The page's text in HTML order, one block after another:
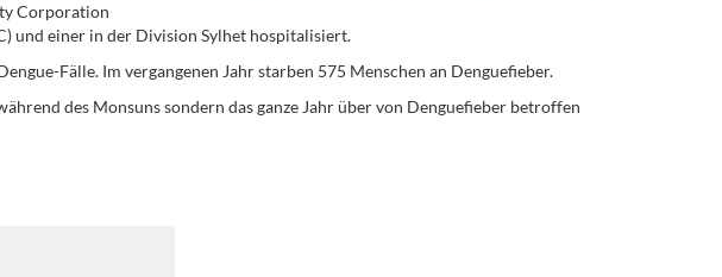
Corporation
und einer in der Division Sylhet hospitalisiert.
Fälle. Im vergangenen Jahr starben 575 Menschen an Denguefieber.
des Monsuns sondern das ganze Jahr über von Denguefieber betroffen